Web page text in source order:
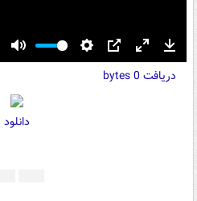
Mute Settings
PIP Enter
fullscreen
دریافت 0 bytes
دانلود